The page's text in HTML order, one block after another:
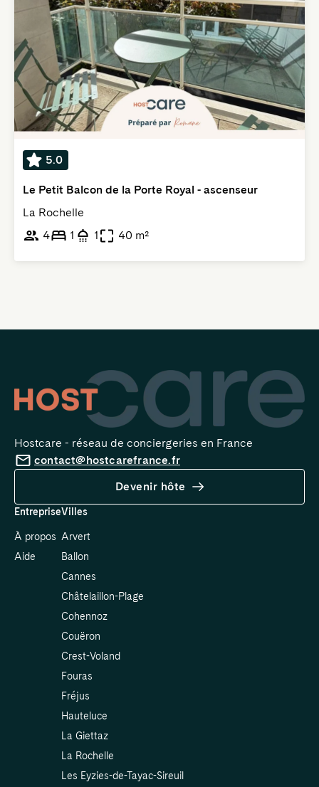
5.0
Le Petit Balcon de la Porte Royal - ascenseur
La Rochelle
4
1 1 40 m²
Hostcare - réseau de conciergeries en France
contact@hostcarefrance.fr
Devenir hôte
Entreprise
À propos
Aide
Villes
Arvert
Ballon
Cannes
Châtelaillon-Plage
Cohennoz
Couëron
Crest-Voland
Fouras
Fréjus
Hauteluce
La Giettaz
La Rochelle
Les Eyzies-de-Tayac-Sireuil